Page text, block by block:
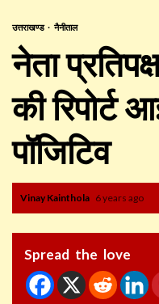
उत्तराखण्ड नैनीताल
नेता
की रिपोर्ट
पॉजिटिव
Vinay Kainthola 6 years ago
Spread the love